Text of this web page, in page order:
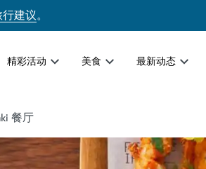
建议。
精彩活动 美食 最新动态
餐厅